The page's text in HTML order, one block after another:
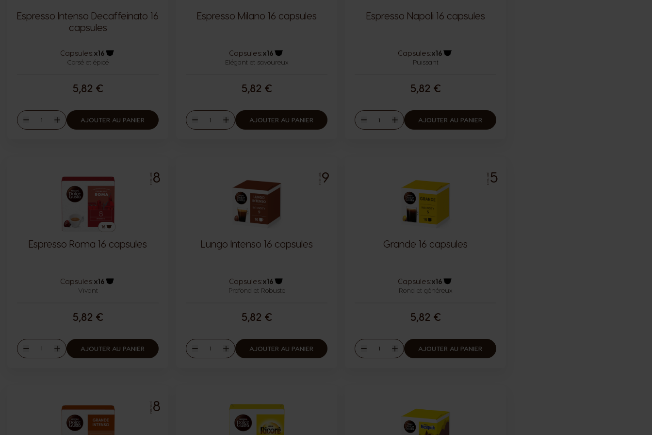
Espresso Intenso Decaffeinato 16
capsules
Capsules:x16
Icône capsules
Corsé et épicé
5,82 €
Diminuer
Quantité
Augmenter
AJOUTER AU PANIER
Espresso Milano 16 capsules
Capsules:x16
Icône capsules
Elégant et savoureux
5,82 €
Diminuer
Quantité
Augmenter
AJOUTER AU PANIER
Espresso Napoli 16 capsules
Capsules:x16
Puissant
5,82 €
Diminuer
Quantité
Augmenter
AJOUTER AU PANIER
INTENSITÉ8
Espresso Roma 16 capsules
Capsules:x16
Vivant
5,82 €
Diminuer
Quantité
Augmenter
AJOUTER AU PANIER
INTENSITÉ9
Lungo Intenso 16 capsules
Capsules:x16
Icône capsules
Profond et Robuste
5,82 €
Diminuer
Quantité
Augmenter
AJOUTER AU PANIER
INTENSITÉ5
Grande 16 capsules
Capsules:x16
Icône capsules
Rond et généreux
5,82 €
Diminuer
Quantité
Augmenter
AJOUTER AU PANIER
INTENSITÉ8